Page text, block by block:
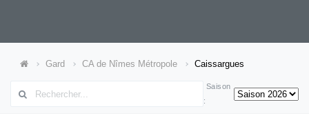
Gard CA de Nîmes Métropole Caissargues
Saison
: